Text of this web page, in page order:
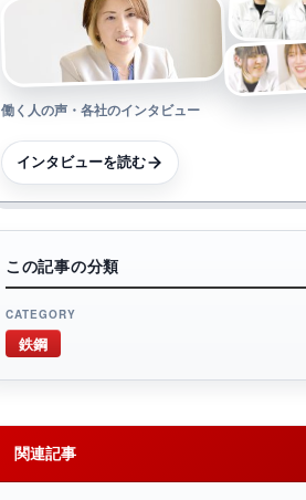
働く人の声・各社のインタビュー
インタビューを読む
この記事の分類
CATEGORY
鉄鋼
関連記事